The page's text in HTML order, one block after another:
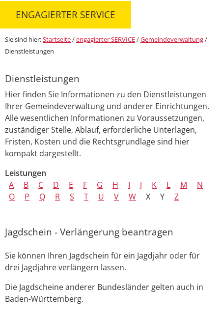
ENGAGIERTER SERVICE
Sie sind hier:Startseite/engagierter SERVICE/Gemeindeverwaltung/
Dienstleistungen
Dienstleistungen
Hier finden Sie Informationen zu den Dienstleistungen
Ihrer Gemeindeverwaltung und anderer Einrichtungen.
Alle wesentlichen Informationen zu Voraussetzungen,
zuständiger Stelle, Ablauf, erforderliche Unterlagen,
Fristen, Kosten und die Rechtsgrundlage sind hier
kompakt dargestellt.
Leistungen
A
B C D E F G H I J K L M
N
O
P Q R S T U V W X Y Z
Jagdschein - Verlängerung beantragen
Sie können Ihren Jagdschein für ein Jagdjahr oder für
drei Jagdjahre verlängern lassen.
Die Jagdscheine anderer Bundesländer gelten auch in
Baden-Württemberg.